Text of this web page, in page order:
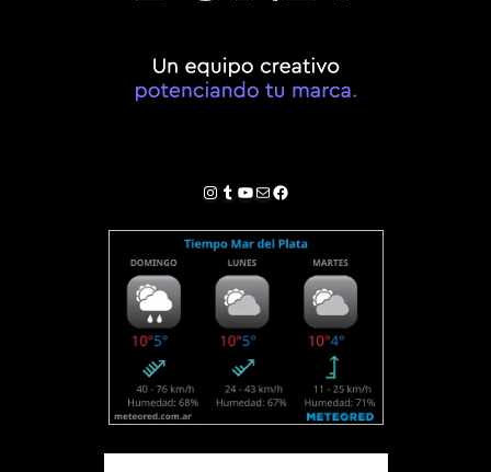
Instagram
Tumblr
YouTube
Correo electrónico
Facebook